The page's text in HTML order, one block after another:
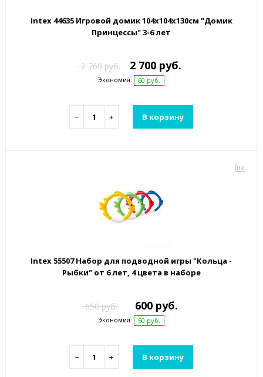
Intex 44635 Игровой домик 104х104х130см "Домик
Принцессы" 3-6 лет
2 760 руб. 2 700 руб.
Экономия: 60 руб.
− + В корзину
Intex 55507 Набор для подводной игры "Кольца -
Рыбки" от 6 лет, 4 цвета в наборе
650 руб. 600 руб.
Экономия: 50 руб.
− + В корзину